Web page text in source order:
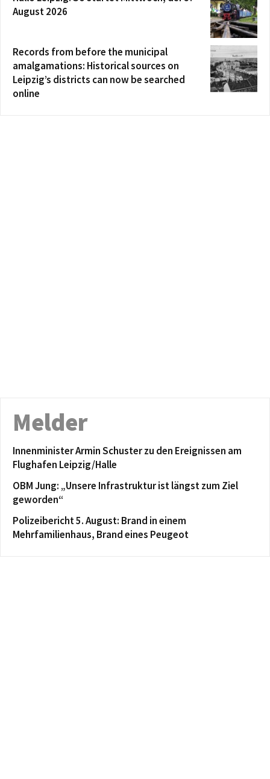
August 2026
Records from before the municipal
amalgamations: Historical sources on
Leipzig’s districts can now be searched
online
Melder
Innenminister Armin Schuster zu den Ereignissen am
Flughafen Leipzig/Halle
OBM Jung: „Unsere Infrastruktur ist längst zum Ziel
geworden“
Polizeibericht 5. August: Brand in einem
Mehrfamilienhaus, Brand eines Peugeot